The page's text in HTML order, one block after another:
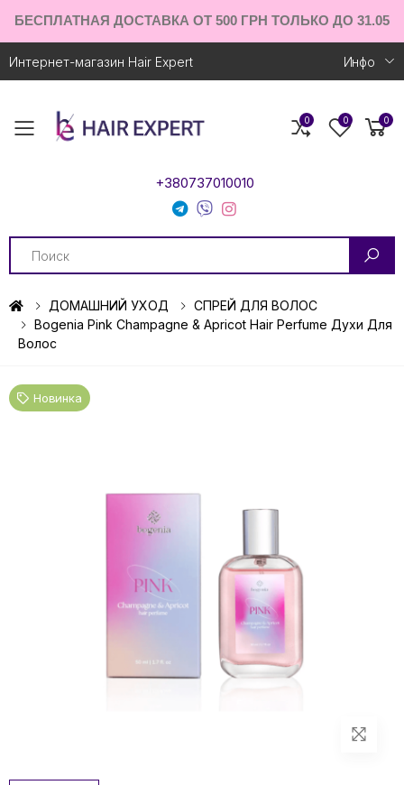
БЕСПЛАТНАЯ ДОСТАВКА ОТ 500 ГРН ТОЛЬКО ДО 31.05
Интернет-магазин Hair Expert Инфо
Toggle mobile menu
+380737010010
Search
0 0 0
ДОМАШНИЙ УХОД
СПРЕЙ ДЛЯ ВОЛОС
Bogenia Pink Champagne & Apricot Hair Perfume Духи Для
Волос
Новинка